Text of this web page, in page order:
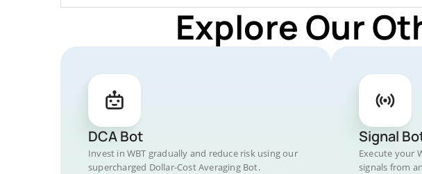
Explore Our
DCA Bot
Invest in WBT gradually and reduce risk using our
supercharged Dollar-Cost Averaging Bot.
Signal
Execute your
signals from